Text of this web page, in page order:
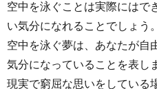
空中を泳ぐことは実際にはで
い気分になれることでしょう。
空中を泳ぐ夢は、あなたが自
気分になっていることを表し
現実で窮屈な思いをしている